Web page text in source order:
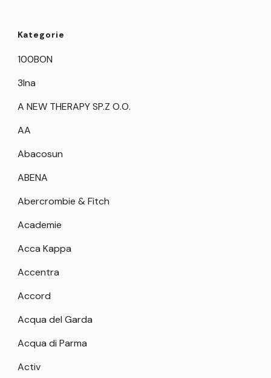
Kategorie
100BON
3Ina
A NEW THERAPY SP.Z O.O.
AA
Abacosun
ABENA
Abercrombie & Fitch
Academie
Acca Kappa
Accentra
Accord
Acqua del Garda
Acqua di Parma
Activ